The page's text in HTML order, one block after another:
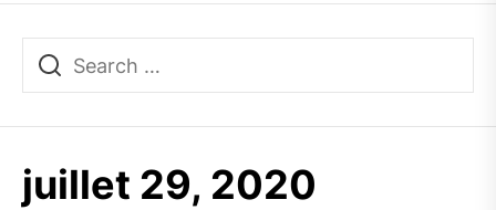
juillet 29, 2020